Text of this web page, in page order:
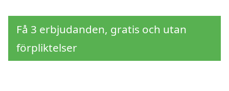
Få 3 erbjudanden, gratis och utan
förpliktelser